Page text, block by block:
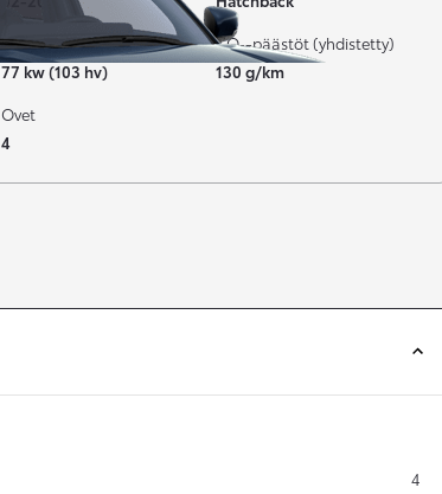
Teho
77 kw (103 hv)
CO₂-päästöt (yhdistetty)
130 g/km
Ovet
4
4